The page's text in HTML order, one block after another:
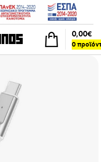
0
0,00€